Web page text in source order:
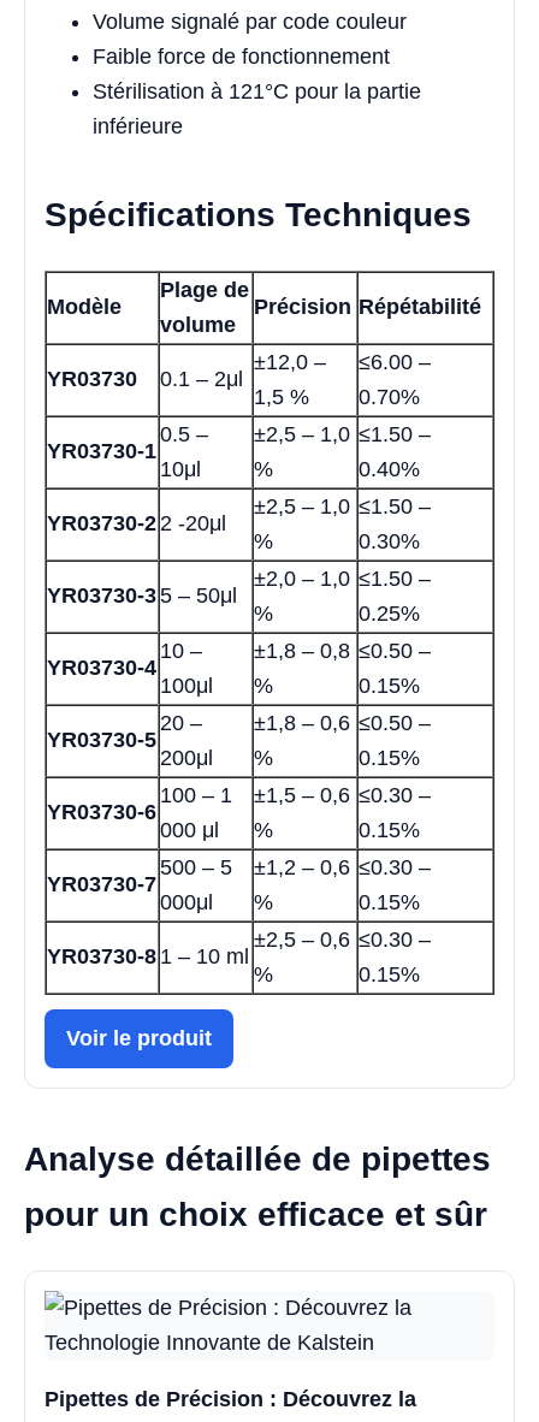
Volume signalé par code couleur
Faible force de fonctionnement
Stérilisation à 121°C pour la partie
inférieure
Spécifications Techniques
Modèle
Plage de
volume
Précision Répétabilité
YR03730 0.1 – 2μl
±12,0 –
1,5 %
≤6.00 –
0.70%
YR03730-1
0.5 –
10μl
±2,5 – 1,0
%
≤1.50 –
0.40%
YR03730-2 2 -20μl
±2,5 – 1,0
%
≤1.50 –
0.30%
YR03730-35 – 50μl
±2,0 – 1,0
%
≤1.50 –
0.25%
YR03730-4
10 –
100μl
±1,8 – 0,8
%
≤0.50 –
0.15%
YR03730-5
20 –
200μl
±1,8 – 0,6
%
≤0.50 –
0.15%
YR03730-6
100 – 1
000 μl
±1,5 – 0,6
%
≤0.30 –
0.15%
YR03730-7
500 – 5
000μl
±1,2 – 0,6
%
≤0.30 –
0.15%
YR03730-8 1 – 10 ml
±2,5 – 0,6
%
≤0.30 –
0.15%
Voir le produit
Analyse détaillée de pipettes
pour un choix efficace et sûr
Pipettes de Précision : Découvrez la